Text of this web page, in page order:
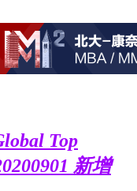
Top
新增